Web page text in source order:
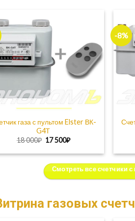
газа с пультом Elster ВК-
G4Т
18 000₽ Первоначальная
составляла
000₽.
17 500₽Текущая
17
-8%
Смотреть все счетчики с
газовых